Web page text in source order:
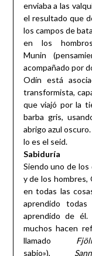
enviaba a las
el resultado que
los campos de
en los
Munin
acompañado por
Odín está
transformista,
que viajó por la
barba gris,
abrigo azul
lo es el seid.
Sabiduría
Siendo uno de los
y de los hombres,
en todas las
aprendido
aprendido de
muchos hacen
llamado
sabio»),